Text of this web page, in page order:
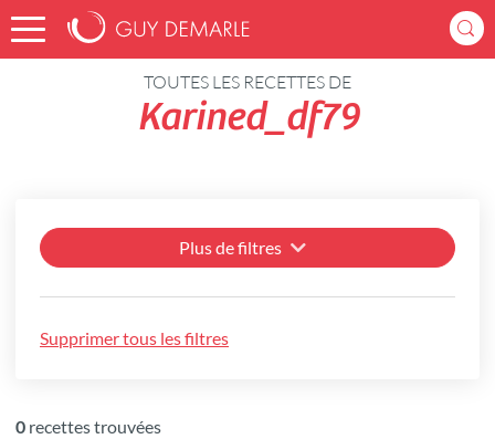
Accueil Recettes
TOUTES LES RECETTES DE
Karined_df79
Plus de filtres
Supprimer tous les filtres
0 recettes trouvées